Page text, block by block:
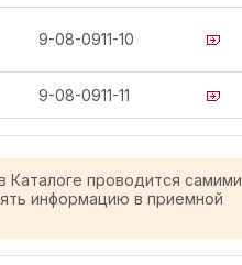
9-08-0911-10
9-08-0911-11
проводится самими
информацию в приемной